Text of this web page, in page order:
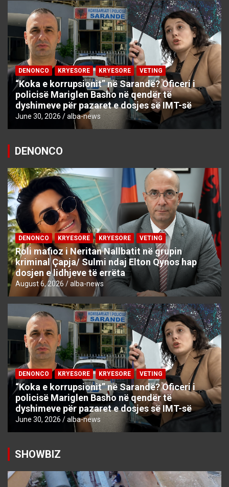
DENONCO KRYESORE KRYESORE VETING
“Koka e korrupsionit” në Sarandë? Oficeri i
policisë Mariglen Basho në qendër të
dyshimeve për pazaret e dosjes së IMT-së
June 30, 2026 alba-news
DENONCO
DENONCO KRYESORE KRYESORE VETING
Roli mafioz i Neritan Nallbatit në grupin
kriminal Çapja/ Sulmi ndaj Elton Qynos hap
dosjen e lidhjeve të errëta
August 6, 2026 alba-news
DENONCO KRYESORE KRYESORE VETING
“Koka e korrupsionit” në Sarandë? Oficeri i
policisë Mariglen Basho në qendër të
dyshimeve për pazaret e dosjes së IMT-së
June 30, 2026 alba-news
SHOWBIZ